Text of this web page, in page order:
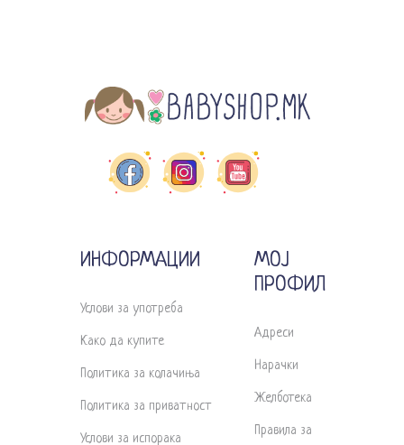
ИНФОРМАЦИИ
Услови за употреба
Како да купите
Политика за колачиња
Политика за приватност
Услови за испорака
МОЈ
ПРОФИЛ
Адреси
Нарачки
Желботека
Правила за